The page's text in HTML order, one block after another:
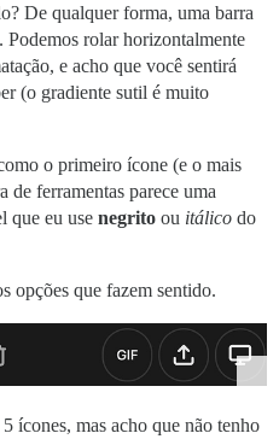
De qualquer forma, uma barra
Podemos rolar horizontalmente
e acho que você sentirá
(o gradiente sutil é muito
o primeiro ícone (e o mais
ferramentas parece uma
que eu use negrito ou itálico do
opções que fazem sentido.
ícones, mas acho que não tenho